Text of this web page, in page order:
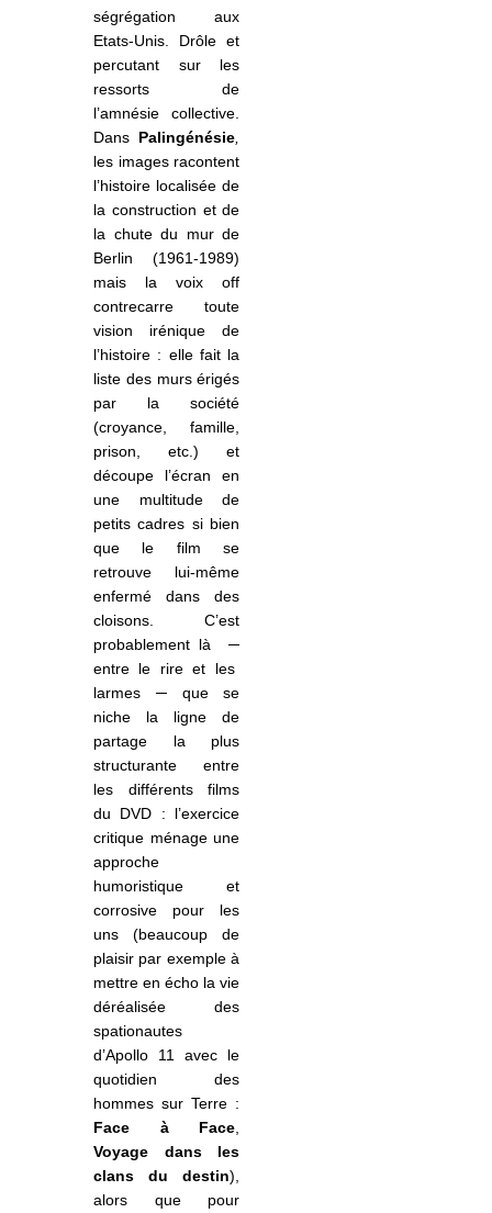
ségrégation aux
Etats-Unis. Drôle et
percutant sur les
ressorts de
l’amnésie collective.
Dans Palingénésie
les images racontent
l’histoire localisée de
la construction et de
la chute du mur de
Berlin (1961-1989)
mais la voix
off
contrecarre toute
vision irénique de
l’histoire : elle fait la
liste des murs érigés
par la société
(croyance, famille,
prison, etc.) et
découpe l’écran en
une multitude de
petits cadres si bien
que le film se
retrouve lui-même
enfermé dans des
cloisons. C’est
probablement là─
entre le rire et les
larmes ─ que se
niche la ligne de
partage la plus
structurante entre
les différents films
du DVD : l’exercice
critique ménage une
approche
humoristique et
corrosive pour les
uns (beaucoup de
plaisir par exemple à
mettre en écho la vie
déréalisée des
spationautes
d’Apollo 11 avec le
quotidien des
hommes sur Terre :
Face à Face
Voyage dans les
clans du destin),
alors que pour